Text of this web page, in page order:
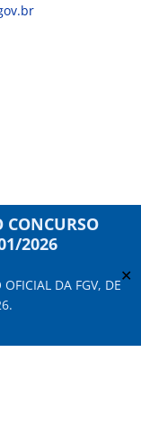
CONCURSO
2026
DA FGV, DE✕